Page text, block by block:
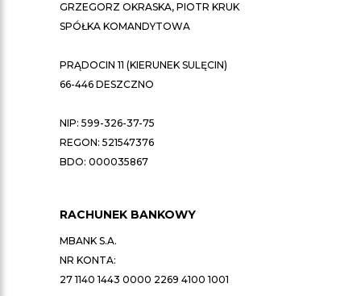
GRZEGORZ OKRASKA, PIOTR KRUK
SPÓŁKA KOMANDYTOWA
PRĄDOCIN 11 (KIERUNEK SULĘCIN)
66-446 DESZCZNO
NIP: 599-326-37-75
REGON: 521547376
BDO: 000035867
RACHUNEK BANKOWY
MBANK S.A.
NR KONTA:
27 1140 1443 0000 2269 4100 1001